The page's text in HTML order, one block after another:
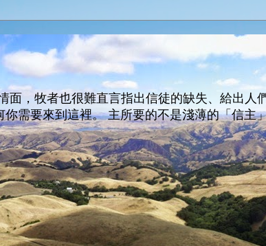
，牧者也很難直言指出信徒的缺失、給出人
需要來到這裡。 主所要的不是淺薄的「信主